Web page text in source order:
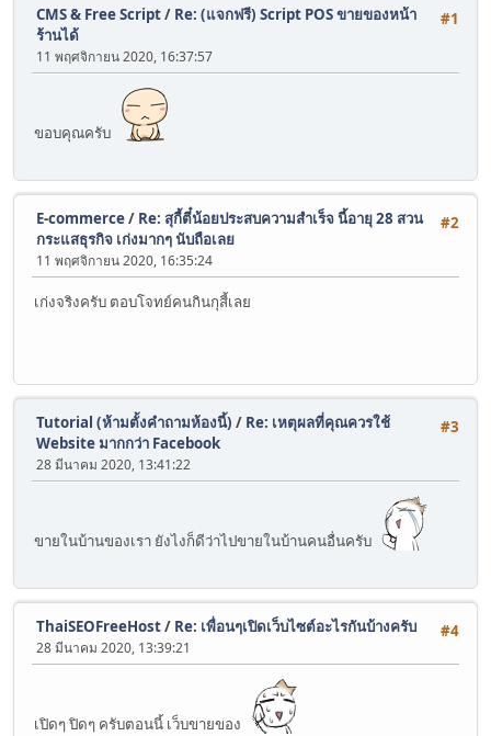
#1
CMS & Free Script/ Re: (แจกฟรี) Script POS ขายของหน้า
ร้านได้
11 พฤศจิกายน 2020, 16:37:57
ขอบคุณครับ
#2
E-commerce/ Re: สุกี้ตี๋น้อยประสบความสำเร็จ นี้อายุ 28 สวน
กระแสธุรกิจ เก่งมากๆ นับถือเลย
11 พฤศจิกายน 2020, 16:35:24
เก่งจริงครับ ตอบโจทย์คนกินกุสี้เลย
#3
Tutorial (ห้ามตั้งคำถามห้องนี้) / Re: เหตุผลที่คุณควรใช้
Website มากกว่า Facebook
28 มีนาคม 2020, 13:41:22
ขายในบ้านของเรา ยังไงก็ดีว่าไปขายในบ้านคนอื่นครับ
#4
ThaiSEOFreeHost/ Re: เพื่อนๆเปิดเว็บไซต์อะไรกันบ้างครับ
28 มีนาคม 2020, 13:39:21
เปิดๆ ปิดๆ ครับตอนนี้ เว็บขายของ